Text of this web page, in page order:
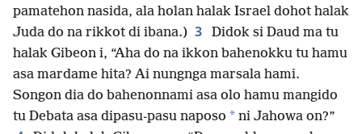
pamatehon nasida, ala holan halak Israel dohot halak
Juda do na rikkot di ibana.) 3
Didok si Daud ma tu
halak Gibeon i, “Aha do na ikkon bahenokku tu hamu
asa mardame hita? Ai nungnga marsala hami.
Songon dia do bahenonnami asa olo hamu mangido
tu Debata asa dipasu-pasu naposo * ni Jahowa on?”